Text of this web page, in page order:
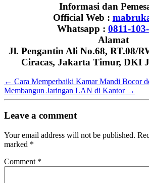
Informasi dan
Official Web :
Whatsapp : 0811-
Alamat
Jl. Pengantin Ali No.68, RT.08/
Ciracas, Jakarta Timur, DKI
← Cara Memperbaiki Kamar Mandi Bocor
Membangun Jaringan LAN di Kantor →
Leave a comment
Your email address will not be published.
marked *
Comment *